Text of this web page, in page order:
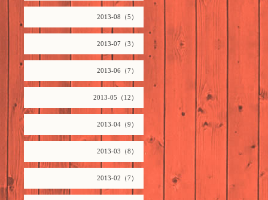
2013-08（5）
2013-07（3）
2013-06（7）
2013-05（12）
2013-04（9）
2013-03（8）
2013-02（7）